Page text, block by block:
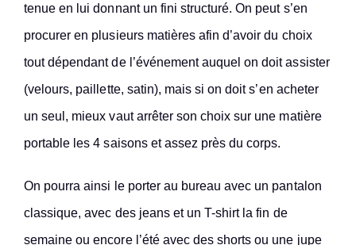
tenue en lui donnant un fini structuré. On peut s’en
procurer en plusieurs matières afin d’avoir du choix
tout dépendant de l’événement auquel on doit assister
(velours, paillette, satin), mais si on doit s’en acheter
un seul, mieux vaut arrêter son choix sur une matière
portable les 4 saisons et assez près du corps.
On pourra ainsi le porter au bureau avec un pantalon
classique, avec des jeans et un T-shirt la fin de
semaine ou encore l’été avec des shorts ou une jupe